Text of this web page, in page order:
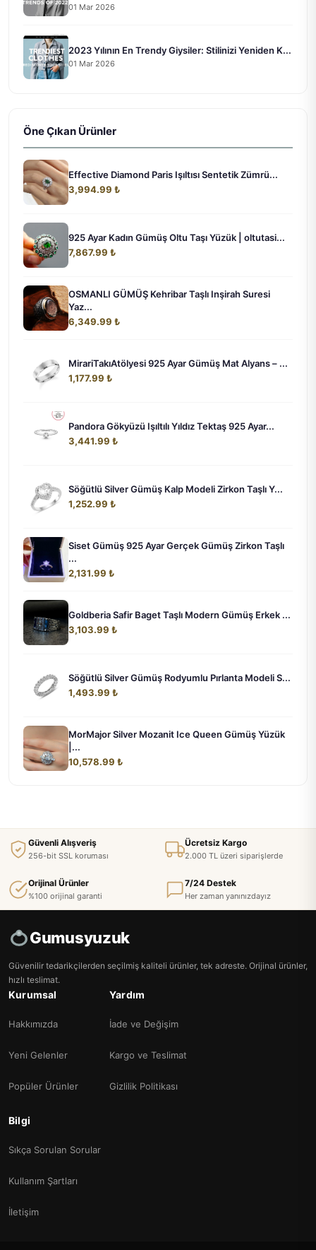
01 Mar 2026
2023 Yılının En Trendy Giysiler: Stilinizi Yeniden K...
01 Mar 2026
Öne Çıkan Ürünler
Effective Diamond Paris Işıltısı Sentetik Zümrü...
3,994.99 ₺
925 Ayar Kadın Gümüş Oltu Taşı Yüzük | oltutasi...
7,867.99 ₺
OSMANLI GÜMÜŞ Kehribar Taşlı Inşirah Suresi
Yaz...
6,349.99 ₺
MirariTakıAtölyesi 925 Ayar Gümüş Mat Alyans – ...
1,177.99 ₺
Pandora Gökyüzü Işıltılı Yıldız Tektaş 925 Ayar...
3,441.99 ₺
Söğütlü Silver Gümüş Kalp Modeli Zirkon Taşlı Y...
1,252.99 ₺
Siset Gümüş 925 Ayar Gerçek Gümüş Zirkon Taşlı
...
2,131.99 ₺
Goldberia Safir Baget Taşlı Modern Gümüş Erkek ...
3,103.99 ₺
Söğütlü Silver Gümüş Rodyumlu Pırlanta Modeli S...
1,493.99 ₺
MorMajor Silver Mozanit Ice Queen Gümüş Yüzük
|...
10,578.99 ₺
Güvenli Alışveriş
256-bit SSL koruması
Ücretsiz Kargo
2.000 TL üzeri siparişlerde
Orijinal Ürünler
%100 orijinal garanti
7/24 Destek
Her zaman yanınızdayız
Gumusyuzuk
Güvenilir tedarikçilerden seçilmiş kaliteli ürünler, tek adreste. Orijinal ürünler,
hızlı teslimat.
Kurumsal
Hakkımızda
Yeni Gelenler
Popüler Ürünler
Yardım
İade ve Değişim
Kargo ve Teslimat
Gizlilik Politikası
Bilgi
Sıkça Sorulan Sorular
Kullanım Şartları
İletişim